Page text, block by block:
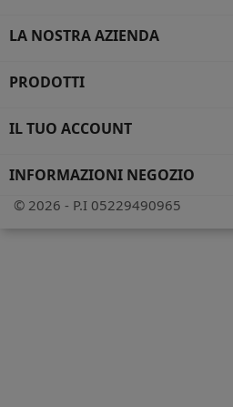
LA NOSTRA AZIENDA
PRODOTTI
IL TUO ACCOUNT
INFORMAZIONI NEGOZIO
© 2026 - P.I 05229490965